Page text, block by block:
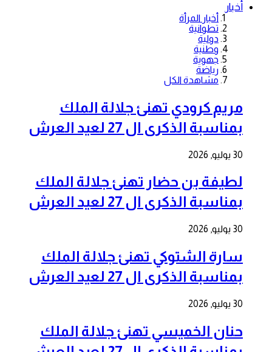
أخبار
أخبار المرأة
تطوانية
دولية
وطنية
جهوية
رياضة
مشاهدة الكل
مريم كرودي تهنئ جلالة الملك
بمناسبة الذكرى ال 27 لعيد العرش
30 يوليو, 2026
لطيفة بن حضار تهنئ جلالة الملك
بمناسبة الذكرى ال 27 لعيد العرش
30 يوليو, 2026
سارة الشتوكي تهنئ جلالة الملك
بمناسبة الذكرى ال 27 لعيد العرش
30 يوليو, 2026
حنان الخميسي تهنئ جلالة الملك